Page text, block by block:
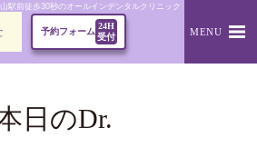
駅前徒歩30秒のオールインデンタルクリニック｜本日のDr.
予約フォーム
24H
受付
MENU
日のDr.